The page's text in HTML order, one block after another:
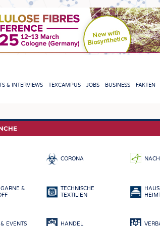
& INTERVIEWS TEXCAMPUS JOBS BUSINESS FAKTEN
TEXTILE LEADERSHIP
CORONA
&
TECHNISCHE
TEXTILIEN
EVENTS HANDEL